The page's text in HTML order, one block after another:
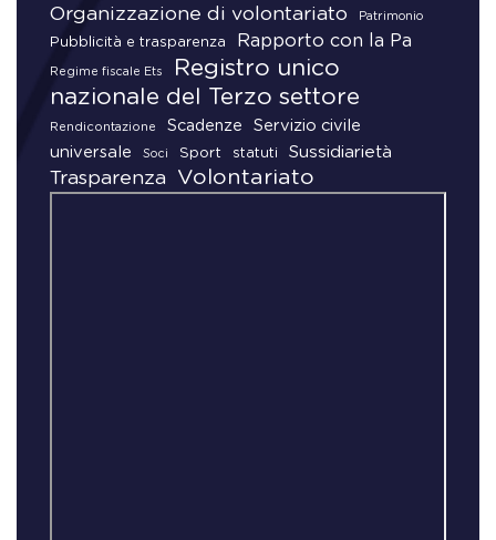
Organizzazione di volontariato Patrimonio
Pubblicità e trasparenza Rapporto con la Pa
Regime fiscale Ets
Registro unico
nazionale del Terzo settore
Rendicontazione Scadenze
Servizio civile
universale
Soci Sport statuti Sussidiarietà
Trasparenza Volontariato